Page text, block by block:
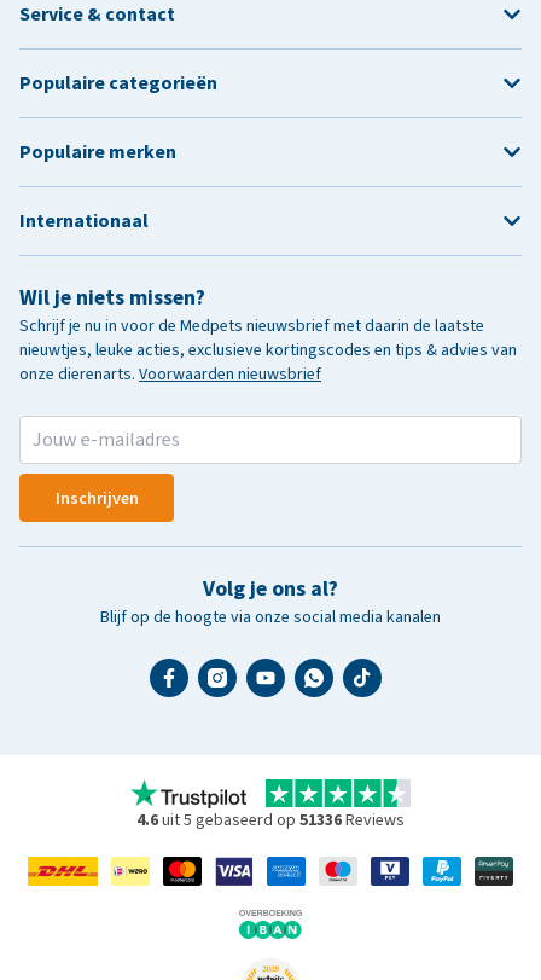
Wil je niets missen?
Schrijf je nu in voor de Medpets nieuwsbrief met daarin de laatste
nieuwtjes, leuke acties, exclusieve kortingscodes en tips & advies van
onze dierenarts. Voorwaarden nieuwsbrief
Inschrijven
Volg je ons al?
Blijf op de hoogte via onze social media kanalen
Service & contact
Populaire categorieën
Populaire merken
Internationaal
4.6uit 5 gebaseerd op 51336Reviews